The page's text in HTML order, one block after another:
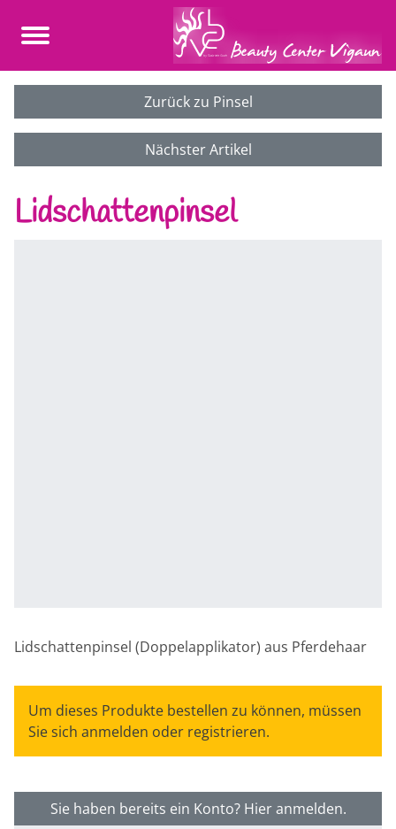
Zurück zu Pinsel
Nächster Artikel
Lidschattenpinsel
Lidschattenpinsel (Doppelapplikator) aus Pferdehaar
Um dieses Produkte bestellen zu können, müssen
Sie sich anmelden oder registrieren.
Sie haben bereits ein Konto? Hier anmelden.